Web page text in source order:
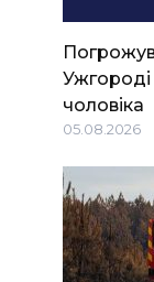
Ужгороді
чоловіка
05.08.2026